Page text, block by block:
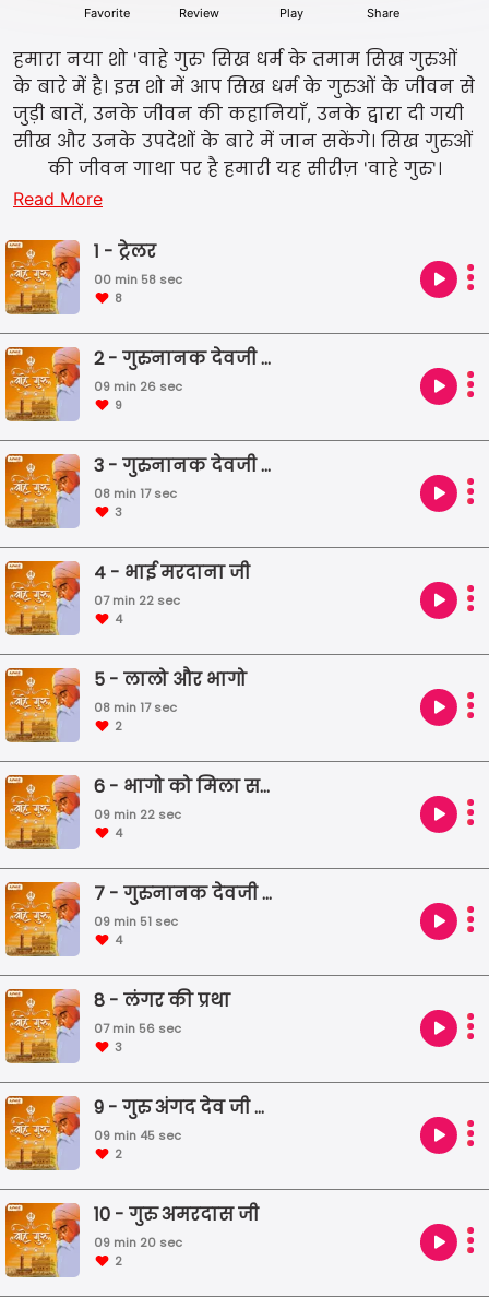
Favorite Review Play Share
हमारा नया शो 'वाहे गुरु' सिख धर्म के तमाम सिख गुरुओं
के बारे में है। इस शो में आप सिख धर्म के गुरुओं के जीवन से
जुड़ी बातें, उनके जीवन की कहानियाँ, उनके द्वारा दी गयी
सीख और उनके उपदेशों के बारे में जान सकेंगे। सिख गुरुओं
की जीवन गाथा पर है हमारी यह सीरीज़ 'वाहे गुरु'।
Read More
1 - ट्रेलर
00 min 58 sec
8
2 - गुरुनानक देवजी का प्रारम्भिक जीवन
09 min 26 sec
9
3 - गुरुनानक देवजी का विवाह
08 min 17 sec
3
4 - भाई मरदाना जी
07 min 22 sec
4
5 - लालो और भागो
08 min 17 sec
2
6 - भागो को मिला सबक
09 min 22 sec
4
7 - गुरुनानक देवजी की उदासियाँ
09 min 51 sec
4
8 - लंगर की प्रथा
07 min 56 sec
3
9 - गुरु अंगद देव जी की जीवन गाथा
09 min 45 sec
2
10 - गुरु अमरदास जी
09 min 20 sec
2